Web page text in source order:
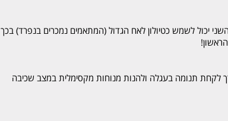
יכול לשמש כטיולון לאח הגדול (המתאמים נמכרים בנפרד) בכך
לקחת תנומה בעגלה ולהנות מנוחות מקסימלית במצב שכיבה